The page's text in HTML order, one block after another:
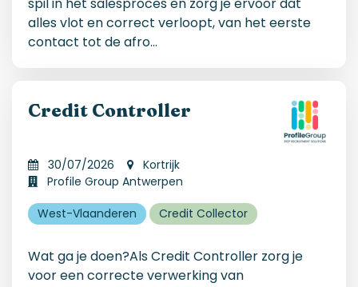
alles vlot en correct verloopt, van het eerste
contact tot de afro...
Credit Controller
30/07/2026
Kortrijk
Profile Group Antwerpen
West-Vlaanderen
Credit Collector
Wat ga je doen?Als Credit Controller zorg je
voor een correcte verwerking van